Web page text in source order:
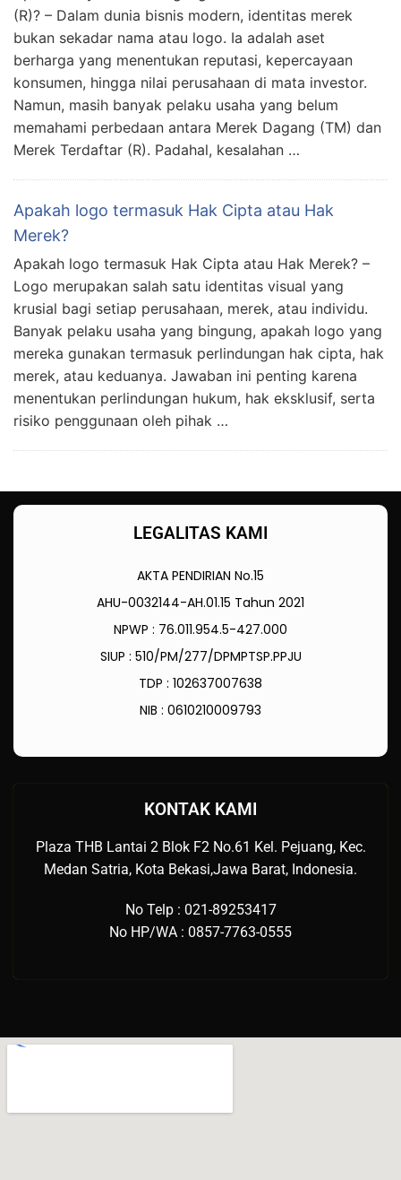
(R)? – Dalam dunia bisnis modern, identitas merek
bukan sekadar nama atau logo. Ia adalah aset
berharga yang menentukan reputasi, kepercayaan
konsumen, hingga nilai perusahaan di mata investor.
Namun, masih banyak pelaku usaha yang belum
memahami perbedaan antara Merek Dagang (TM) dan
Merek Terdaftar (R). Padahal, kesalahan …
Apakah logo termasuk Hak Cipta atau Hak
Merek?
Apakah logo termasuk Hak Cipta atau Hak Merek? –
Logo merupakan salah satu identitas visual yang
krusial bagi setiap perusahaan, merek, atau individu.
Banyak pelaku usaha yang bingung, apakah logo yang
mereka gunakan termasuk perlindungan hak cipta, hak
merek, atau keduanya. Jawaban ini penting karena
menentukan perlindungan hukum, hak eksklusif, serta
risiko penggunaan oleh pihak …
LEGALITAS KAMI
AKTA PENDIRIAN No.15
AHU-0032144-AH.01.15 Tahun 2021
NPWP : 76.011.954.5-427.000
SIUP : 510/PM/277/DPMPTSP.PPJU
TDP : 102637007638
NIB : 0610210009793
KONTAK KAMI
Plaza THB Lantai 2 Blok F2 No.61 Kel. Pejuang, Kec.
Medan Satria, Kota Bekasi,Jawa Barat, Indonesia.
No Telp : 021-89253417
No HP/WA : 0857-7763-0555